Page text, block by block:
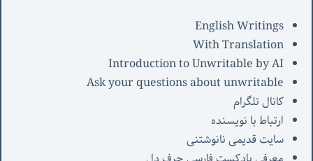
English Writings
With Translation
Introduction to Unwritable by AI
Ask your questions about unwritable
کانال تلگرام
ارتباط با نویسنده
سایت قدیمی نانوشتنی